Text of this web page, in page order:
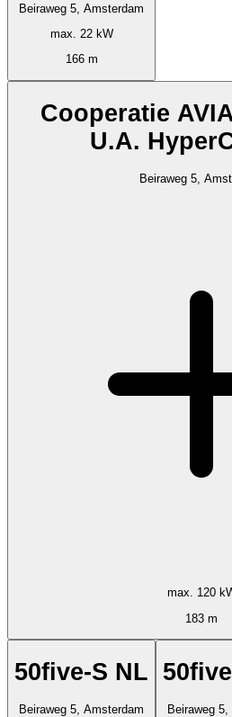
Beiraweg 5, Amsterdam
max. 22 kW
166 m
Cooperatie
U.A.
Beiraweg 5,
max. 120
183 m
50five-S NL
Beiraweg 5, Amsterdam
Beiraweg